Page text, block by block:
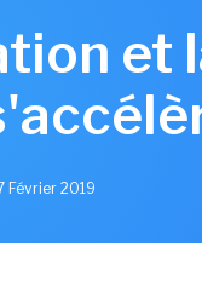
et
Février 2019